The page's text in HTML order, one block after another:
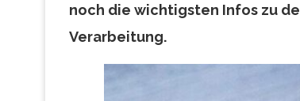
noch die wichtigsten Infos zu
Verarbeitung.